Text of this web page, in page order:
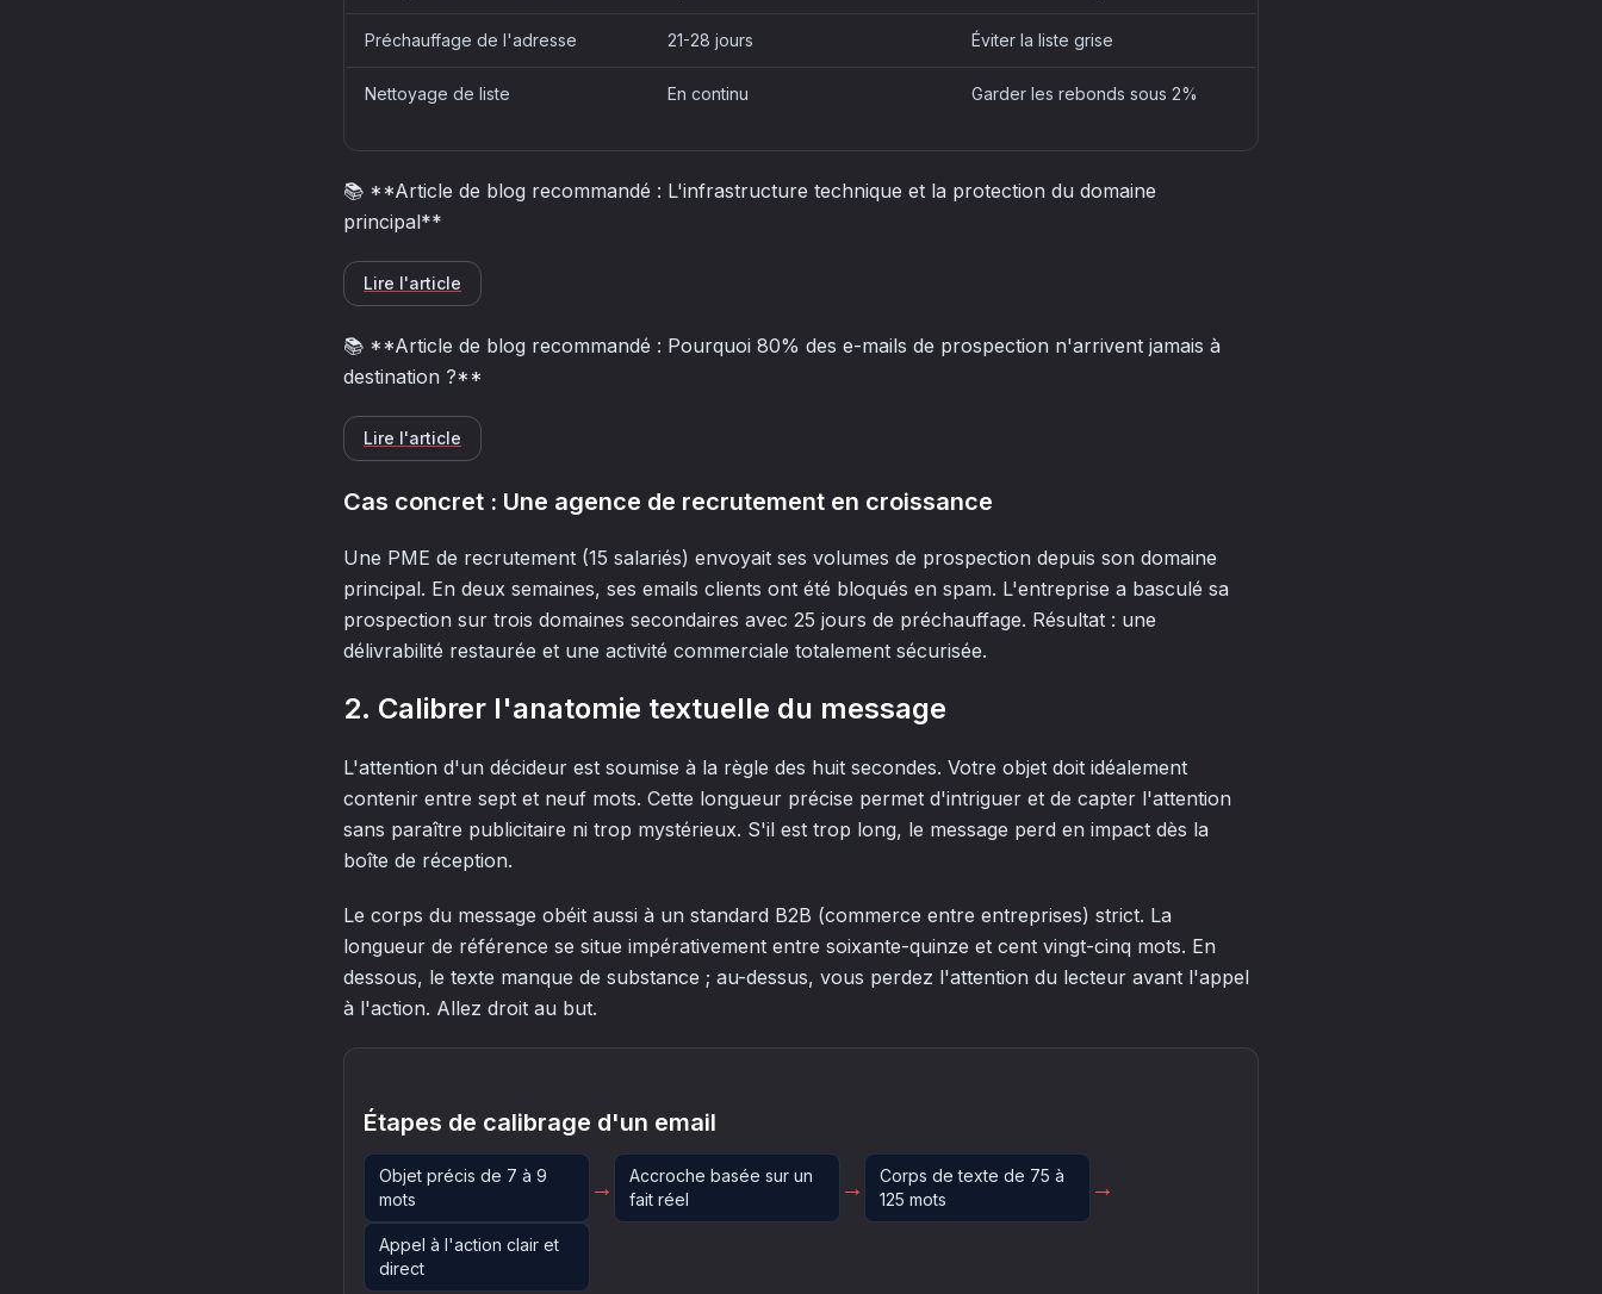
Préchauffage de l'adresse 21-28 jours Éviter la liste grise
Nettoyage de liste En continu Garder les rebonds sous 2%
📚 **Article de blog recommandé : L'infrastructure technique et la protection du domaine
principal**
Lire l'article
📚 **Article de blog recommandé : Pourquoi 80% des e-mails de prospection n'arrivent jamais à
destination ?**
Lire l'article
Cas concret : Une agence de recrutement en croissance
Une PME de recrutement (15 salariés) envoyait ses volumes de prospection depuis son domaine
principal. En deux semaines, ses emails clients ont été bloqués en spam. L'entreprise a basculé sa
prospection sur trois domaines secondaires avec 25 jours de préchauffage. Résultat : une
délivrabilité restaurée et une activité commerciale totalement sécurisée.
2. Calibrer l'anatomie textuelle du message
L'attention d'un décideur est soumise à la règle des huit secondes. Votre objet doit idéalement
contenir entre sept et neuf mots. Cette longueur précise permet d'intriguer et de capter l'attention
sans paraître publicitaire ni trop mystérieux. S'il est trop long, le message perd en impact dès la
boîte de réception.
Le corps du message obéit aussi à un standard B2B (commerce entre entreprises) strict. La
longueur de référence se situe impérativement entre soixante-quinze et cent vingt-cinq mots. En
dessous, le texte manque de substance ; au-dessus, vous perdez l'attention du lecteur avant l'appel
à l'action. Allez droit au but.
Étapes de calibrage d'un email
Objet précis de 7 à 9
mots
→
Accroche basée sur un
fait réel
→
Corps de texte de 75 à
125 mots
→
Appel à l'action clair et
direct